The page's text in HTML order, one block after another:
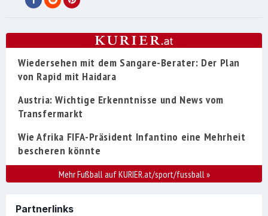
Wiedersehen mit dem Sangare-Berater: Der Plan
von Rapid mit Haidara
Austria: Wichtige Erkenntnisse und News vom
Transfermarkt
Wie Afrika FIFA-Präsident Infantino eine Mehrheit
bescheren könnte
Mehr Fußball auf KURIER.at/sport/fussball»
Partnerlinks